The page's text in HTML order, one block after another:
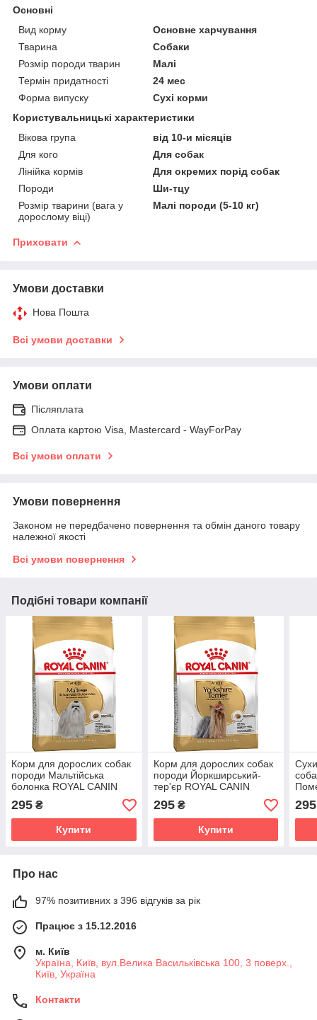
Основні
Вид корму
Основне харчування
Тварина
Собаки
Розмір породи тварин
Малі
Термін придатності
24 мес
Форма випуску
Сухі корми
Користувальницькі характеристики
Вікова група
від 10-и місяців
Для кого
Для собак
Лінійка кормів
Для окремих порід собак
Породи
Ши-тцу
Розмір тварини (вага у
дорослому віці)
Малі породи (5-10 кг)
Приховати
Умови доставки
Нова Пошта
Всі умови доставки
Умови оплати
Післяплата
Оплата картою Visa, Mastercard - WayForPay
Всі умови оплати
Умови повернення
Законом не передбачено повернення та обмін даного товару
належної якості
Всі умови повернення
Подібні товари компанії
Корм для дорослих собак
породи Мальтійська
болонка ROYAL CANIN
MALTESE ADULT 0.5 кг
295 ₴
Купити
Корм для дорослих собак
породи Йоркширський-
тер'єр ROYAL CANIN
YORKSHIRE ADULT 0.5 кг
295₴
Купити
кг
295
Про нас
97% позитивних з 396 відгуків за рік
Працює з 15.12.2016
м. Київ
Україна, Київ, вул.Велика Васильківська 100, 3 поверх.,
Київ, Україна
Контакти